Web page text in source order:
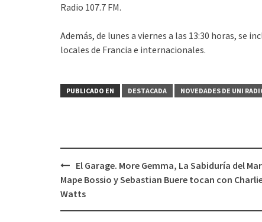
Radio 107.7 FM.
Además, de lunes a viernes a las 13:30 horas, se
locales de Francia e internacionales.
PUBLICADO EN DESTACADA NOVEDADES DE UNI
Navegación
de
El Garage. More Gemma, La Sabiduría del
Mape Bossio y Sebastian Buere tocan con
Watts